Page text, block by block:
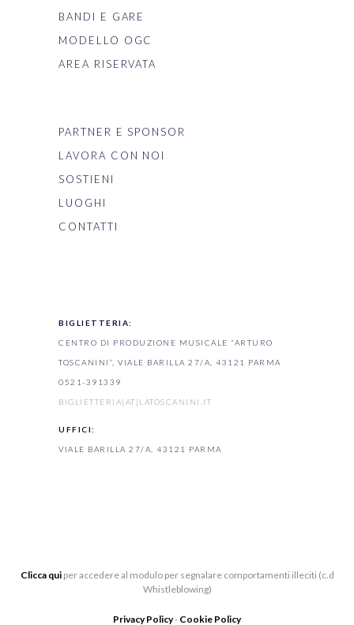
BANDI E GARE
MODELLO OGC
AREA RISERVATA
PARTNER E SPONSOR
LAVORA CON NOI
SOSTIENI
LUOGHI
CONTATTI
BIGLIETTERIA:
CENTRO DI PRODUZIONE MUSICALE “ARTURO
TOSCANINI”, VIALE BARILLA 27/A, 43121 PARMA
0521-391339
BIGLIETTERIA[AT]LATOSCANINI.IT
UFFICI:
VIALE BARILLA 27/A, 43121 PARMA
Clicca quiper accedere al modulo per segnalare comportamenti illeciti (c.d
Whistleblowing)
Privacy Policy- Cookie Policy